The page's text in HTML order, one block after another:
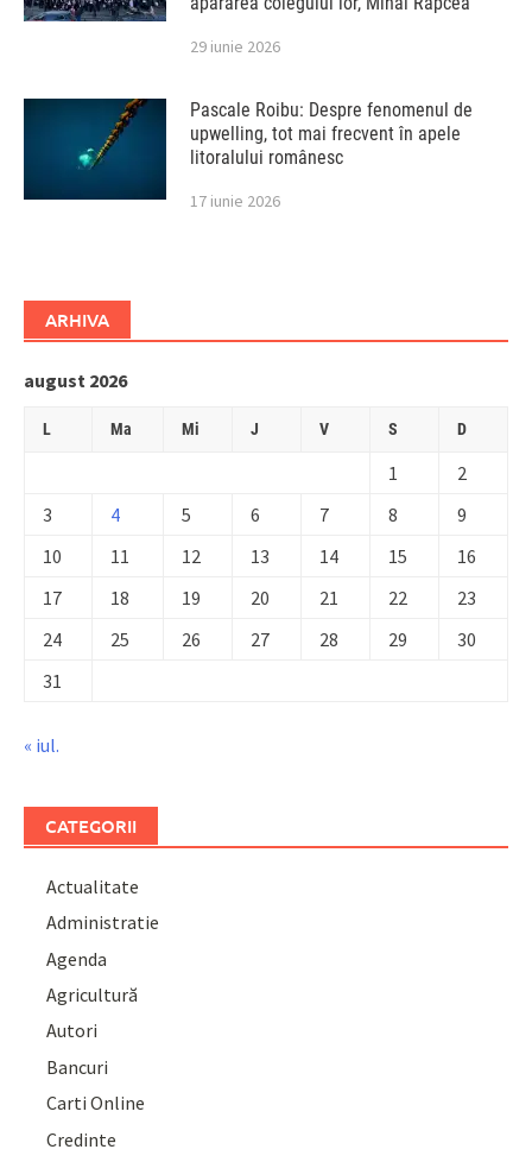
29 iunie 2026
Pascale Roibu: Despre fenomenul de
upwelling, tot mai frecvent în apele
litoralului românesc
17 iunie 2026
ARHIVA
august 2026
L Ma Mi J V S D
1
2
3
4 5 6 7 8
9
10
11 12 13 14 15
16
17
18 19 20 21 22
23
24
25 26 27 28 29
30
31
« iul.
CATEGORII
Actualitate
Administratie
Agenda
Agricultură
Autori
Bancuri
Carti Online
Credinte